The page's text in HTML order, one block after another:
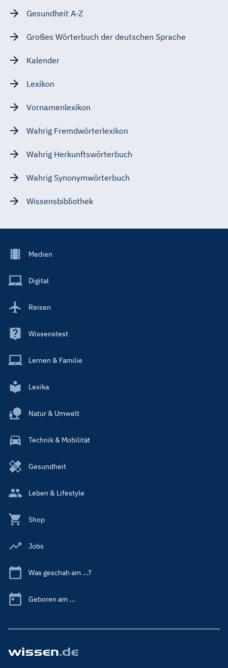
Gesundheit A-Z
Großes Wörterbuch der deutschen Sprache
Kalender
Lexikon
Vornamenlexikon
Wahrig Fremdwörterlexikon
Wahrig Herkunftswörterbuch
Wahrig Synonymwörterbuch
Wissensbibliothek
Footer
Main
Medien
Digital
Reisen
Wissenstest
Lernen & Familie
Lexika
Natur & Umwelt
Technik & Mobilität
Gesundheit
Leben & Lifestyle
Shop
Jobs
Was geschah am ...?
Geboren am ...